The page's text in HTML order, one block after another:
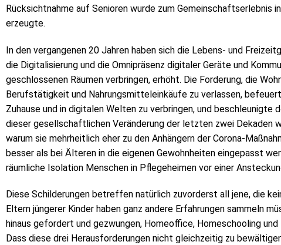
Rücksichtnahme auf Senioren wurde zum Gemeinschaftserlebnis
erzeugte.
In den vergangenen 20 Jahren haben sich die Lebens- und
die Digitalisierung und die Omnipräsenz digitaler Geräte und
geschlossenen Räumen verbringen, erhöht. Die Forderung, die
Berufstätigkeit und Nahrungsmitteleinkäufe zu verlassen,
Zuhause und in digitalen Welten zu verbringen, und beschleunigte
dieser gesellschaftlichen Veränderung der letzten zwei Dekaden
warum sie mehrheitlich eher zu den Anhängern der Corona-
besser als bei Älteren in die eigenen Gewohnheiten eingepasst
räumliche Isolation Menschen in Pflegeheimen vor einer
Diese Schilderungen betreffen natürlich zuvorderst all jene, die
Eltern jüngerer Kinder haben ganz andere Erfahrungen sammeln
hinaus gefordert und gezwungen, Homeoffice, Homeschooling und
Dass diese drei Herausforderungen nicht gleichzeitig zu